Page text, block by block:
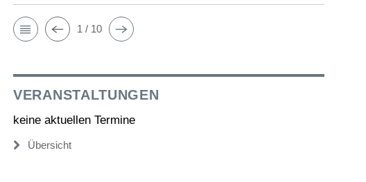
1 / 10
VERANSTALTUNGEN
keine aktuellen Termine
Übersicht